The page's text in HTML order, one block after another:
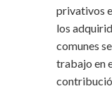
privativos
los
comunes
trabajo en